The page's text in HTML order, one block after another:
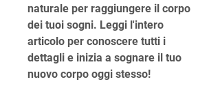
naturale per raggiungere il corpo
dei tuoi sogni. Leggi l'intero
articolo per conoscere tutti i
dettagli e inizia a sognare il tuo
nuovo corpo oggi stesso!